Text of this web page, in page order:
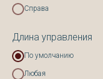
Справа
Длина управления
По умолчанию
Любая